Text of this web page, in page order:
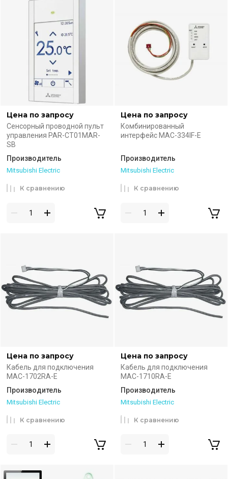
Цена по запросу
Сенсорный проводной пульт
управления PAR-CT01MAR-
SB
Производитель
Mitsubishi Electric
К сравнению
Цена по запросу
Комбинированный
интерфейс MAC-334IF-E
Производитель
Mitsubishi Electric
К сравнению
Цена по запросу
Кабель для подключения
MAC-1702RA-E
Производитель
Mitsubishi Electric
К сравнению
Цена по запросу
Кабель для подключения
MAC-1710RA-E
Производитель
Mitsubishi Electric
К сравнению